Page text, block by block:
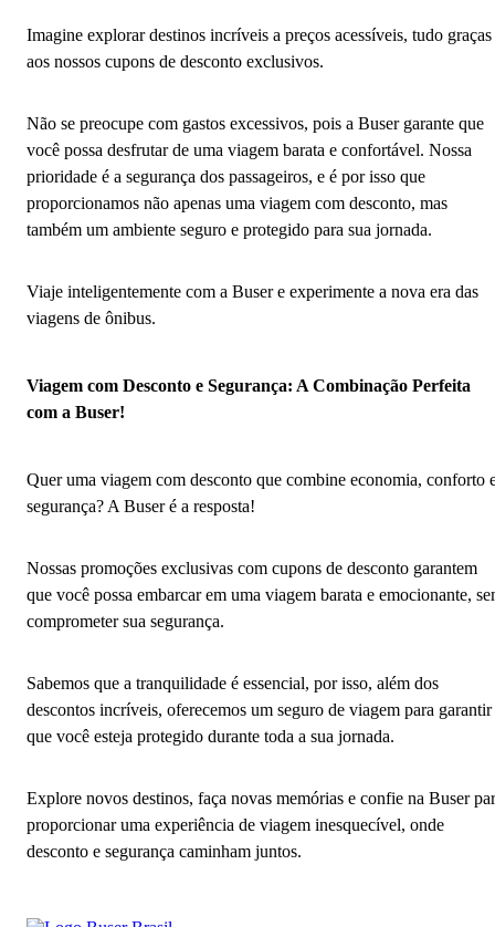
Imagine explorar destinos incríveis a preços acessíveis, tudo graças
aos nossos cupons de desconto exclusivos.
Não se preocupe com gastos excessivos, pois a Buser garante que
você possa desfrutar de uma viagem barata e confortável. Nossa
prioridade é a segurança dos passageiros, e é por isso que
proporcionamos não apenas uma viagem com desconto, mas
também um ambiente seguro e protegido para sua jornada.
Viaje inteligentemente com a Buser e experimente a nova era das
viagens de ônibus.
Viagem com Desconto e Segurança: A Combinação Perfeita
com a Buser!
Quer uma viagem com desconto que combine economia, conforto
segurança? A Buser é a resposta!
Nossas promoções exclusivas com cupons de desconto garantem
que você possa embarcar em uma viagem barata e emocionante,
comprometer sua segurança.
Sabemos que a tranquilidade é essencial, por isso, além dos
descontos incríveis, oferecemos um seguro de viagem para garantir
que você esteja protegido durante toda a sua jornada.
Explore novos destinos, faça novas memórias e confie na Buser
proporcionar uma experiência de viagem inesquecível, onde
desconto e segurança caminham juntos.